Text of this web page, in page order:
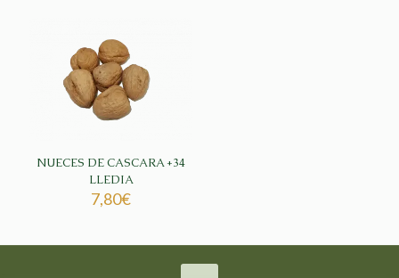
NUECES DE CASCARA +34
LLEDIA
7,80€